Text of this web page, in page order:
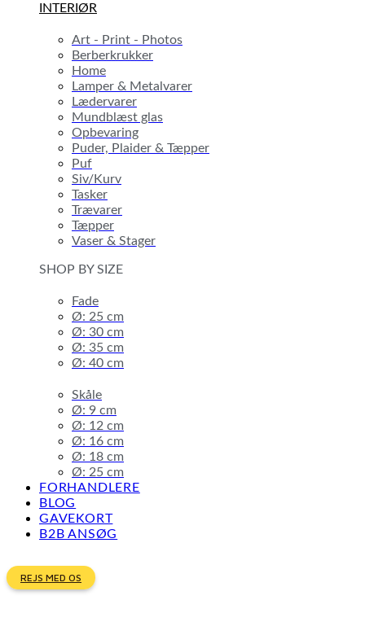
INTERIØR
Art - Print - Photos
Berberkrukker
Home
Lamper & Metalvarer
Lædervarer
Mundblæst glas
Opbevaring
Puder, Plaider & Tæpper
Puf
Siv/Kurv
Tasker
Trævarer
Tæpper
Vaser & Stager
SHOP BY SIZE
Fade
Ø: 25 cm
Ø: 30 cm
Ø: 35 cm
Ø: 40 cm
Skåle
Ø: 9 cm
Ø: 12 cm
Ø: 16 cm
Ø: 18 cm
Ø: 25 cm
FORHANDLERE
BLOG
GAVEKORT
B2B ANSØG
REJS MED OS